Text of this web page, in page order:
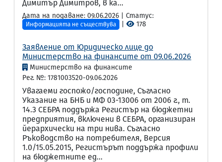
Димитър Димитров, в ка...
Дата на подаване: 09.06.2026 | Статус:
Информацията не съществува 178
Заявление от Юридическо лице до
Министерство на финансите от 09.06.2026
Министерство на финансите
Рег. №: 1781003520-09.06.2026
Увагаеми госпожо/господине, Съгласно
Указание на БНБ и МФ 03-13006 от 2006 г., т.
14.3 СЕБРА поддържа Регистър на бюджетни
предприятия, включени в СЕБРА, организиран
йерархически на три нива. Съгласно
Ръководство на потребителя, Версия
1.0/15.05.2015, Регистърът поддържа профили
на бюджетните ед...